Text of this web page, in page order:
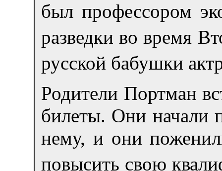
был профессором
разведки во время
русской бабушки
Родители Портман
билеты. Они начали
нему, и они
повысить свою